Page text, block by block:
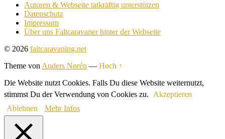
Autoren & Webseite tatkräftig unterstützen
Datenschutz
Impressum
Über uns Faltcaravaner hinter der Webseite
© 2026 faltcaravaning.net
Theme von Anders Norén — Hoch ↑
Die Website nutzt Cookies. Falls Du diese Website weiternutzt,
stimmst Du der Verwendung von Cookies zu.
Akzeptieren
Ablehnen
Mehr Infos